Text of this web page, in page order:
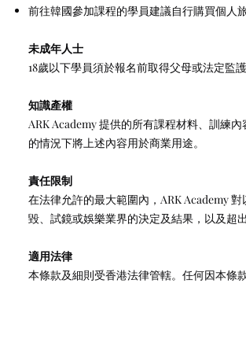
前往韓國參加課程的學員建議自行購買個人
未成年人士
18歲以下學員須於報名前取得父母或法定監
知識產權
ARK Academy 提供的所有課程材料、訓練
的情況下將上述內容用於商業用途。
責任限制
在法律允許的最大範圍內，ARK Academy
毀、試鏡或娛樂業界的決定及結果，以及超
適用法律
本條款及細則受香港法律管轄。任何因本條